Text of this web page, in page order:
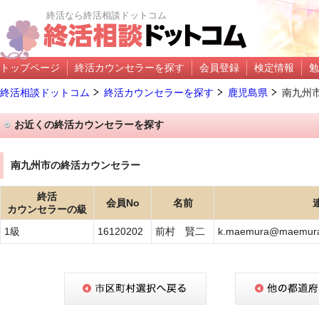
終活なら終活相談ドットコム
トップページ 終活カウンセラーを探す 会員登録 検定情報
終活相談ドットコム 終活カウンセラーを探す 鹿児島県 南九州
お近くの終活カウンセラーを探す
南九州市の終活カウンセラー
終活
カウンセラーの級
会員No 名前
1級 16120202 前村 賢二